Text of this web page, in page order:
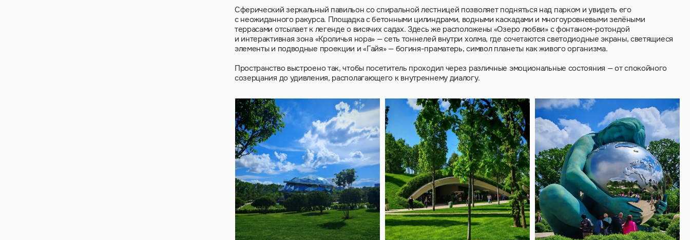
Сферический зеркальный павильон со спиральной лестницей позволяет подняться над парком и увидеть его
с неожиданного ракурса. Площадка с бетонными цилиндрами, водными каскадами и многоуровневыми зелёными
террасами отсылает к легенде о висячих садах. Здесь же расположены «Озеро любви» с фонтаном-ротондой
и интерактивная зона «Кроличья нора» — сеть тоннелей внутри холма, где сочетаются светодиодные экраны, светящиеся
элементы и подводные проекции и «Гайя» — богиня-праматерь, символ планеты как живого организма.
Пространство выстроено так, чтобы посетитель проходил через различные эмоциональные состояния — от спокойного
созерцания до удивления, располагающего к внутреннему диалогу.